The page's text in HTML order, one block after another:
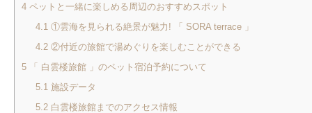
4 ペットと一緒に楽しめる周辺のおすすめスポット
4.1 ①雲海を見られる絶景が魅力! 「 SORA terrace 」
4.2②付近の旅館で湯めぐりを楽しむことができる
5 「 白雲楼旅館 」のペット宿泊予約について
5.1 施設データ
5.2白雲楼旅館までのアクセス情報